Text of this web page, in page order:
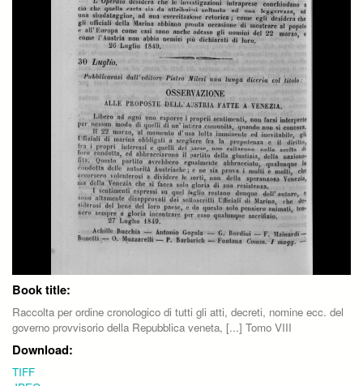
Book title:
Raccolta per ordine cronologico di tutti gli atti, decreti, nomine ecc. del
governo provvisorio della Repubblica veneta, [...] Tomo VIII
Download:
TIFF